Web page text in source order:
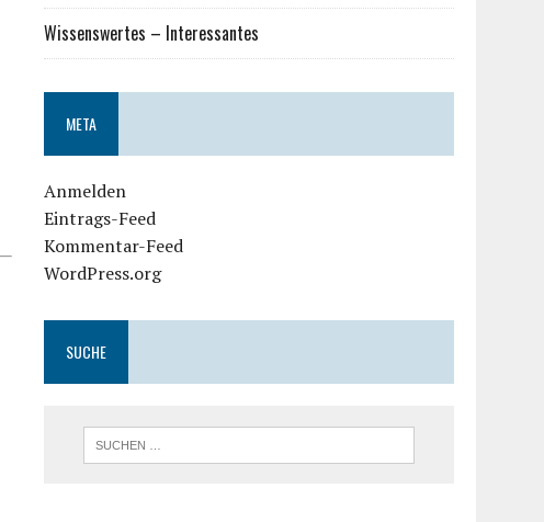
Wissenswertes – Interessantes
META
Anmelden
Eintrags-Feed
Kommentar-Feed
WordPress.org
SUCHE